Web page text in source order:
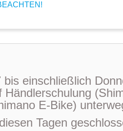
einschließlich
E-Bike)
Tagen